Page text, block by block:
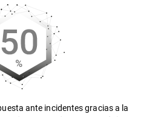
ante incidentes gracias a la